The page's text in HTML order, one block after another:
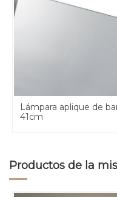
Lámpara aplique de
41cm
Productos de la